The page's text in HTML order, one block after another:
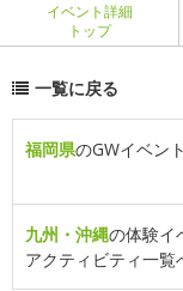
イベント詳細
トップ
一覧に戻る
福岡県のGWイベン
九州・沖縄の体験イ
アクティビティ一覧